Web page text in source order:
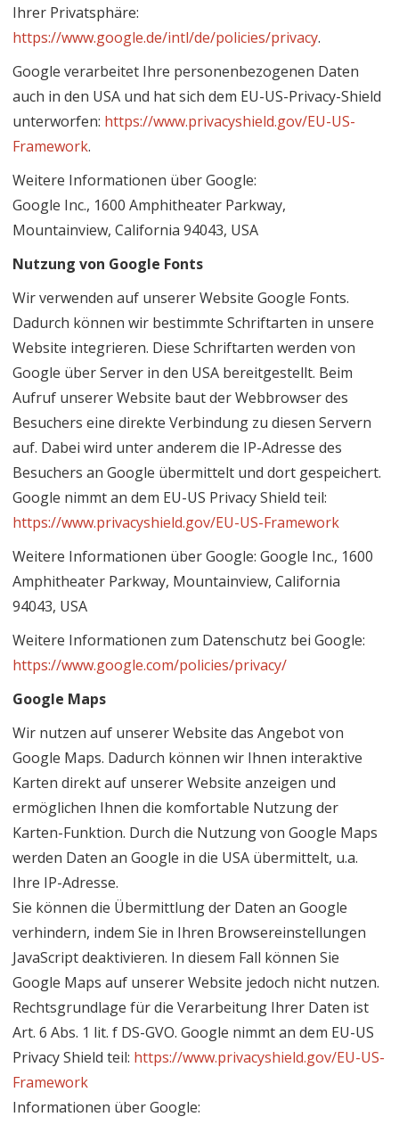
Ihrer Privatsphäre:
https://www.google.de/intl/de/policies/privacy.
Google verarbeitet Ihre personenbezogenen Daten
auch in den USA und hat sich dem EU-US-Privacy-Shield
unterworfen: https://www.privacyshield.gov/EU-US-
Framework.
Weitere Informationen über Google:
Google Inc., 1600 Amphitheater Parkway,
Mountainview, California 94043, USA
Nutzung von Google Fonts
Wir verwenden auf unserer Website Google Fonts.
Dadurch können wir bestimmte Schriftarten in unsere
Website integrieren. Diese Schriftarten werden von
Google über Server in den USA bereitgestellt. Beim
Aufruf unserer Website baut der Webbrowser des
Besuchers eine direkte Verbindung zu diesen Servern
auf. Dabei wird unter anderem die IP-Adresse des
Besuchers an Google übermittelt und dort gespeichert.
Google nimmt an dem EU-US Privacy Shield teil:
https://www.privacyshield.gov/EU-US-Framework
Weitere Informationen über Google: Google Inc., 1600
Amphitheater Parkway, Mountainview, California
94043, USA
Weitere Informationen zum Datenschutz bei Google:
https://www.google.com/policies/privacy/
Google Maps
Wir nutzen auf unserer Website das Angebot von
Google Maps. Dadurch können wir Ihnen interaktive
Karten direkt auf unserer Website anzeigen und
ermöglichen Ihnen die komfortable Nutzung der
Karten-Funktion. Durch die Nutzung von Google Maps
werden Daten an Google in die USA übermittelt, u.a.
Ihre IP-Adresse.
Sie können die Übermittlung der Daten an Google
verhindern, indem Sie in Ihren Browsereinstellungen
JavaScript deaktivieren. In diesem Fall können Sie
Google Maps auf unserer Website jedoch nicht nutzen.
Rechtsgrundlage für die Verarbeitung Ihrer Daten ist
Art. 6 Abs. 1 lit. f DS-GVO. Google nimmt an dem EU-US
Privacy Shield teil: https://www.privacyshield.gov/EU-US-
Framework
Informationen über Google: